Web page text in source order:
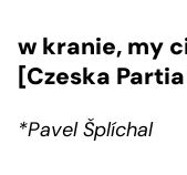
w kranie, my
[Czeska
*Pavel Šplíchal